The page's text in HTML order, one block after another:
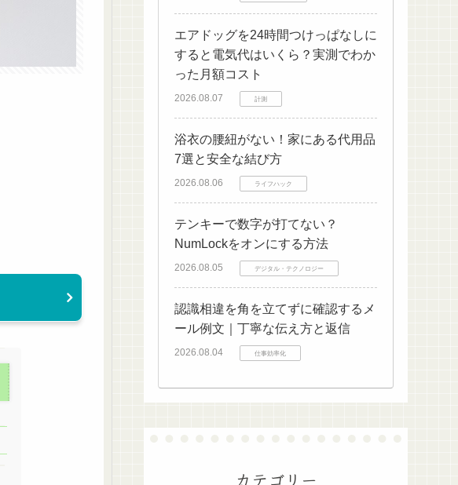
エアドッグを24時間つけっぱなしに
すると電気代はいくら？実測でわか
った月額コスト
2026.08.07 計測
浴衣の腰紐がない！家にある代用品
7選と安全な結び方
2026.08.06 ライフハック
テンキーで数字が打てない？
NumLockをオンにする方法
2026.08.05 デジタル・テクノロジー
認識相違を角を立てずに確認するメ
ール例文｜丁寧な伝え方と返信
2026.08.04 仕事効率化
カテゴリー